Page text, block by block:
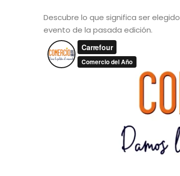
Descubre lo que significa ser elegido
evento de la pasada edición.